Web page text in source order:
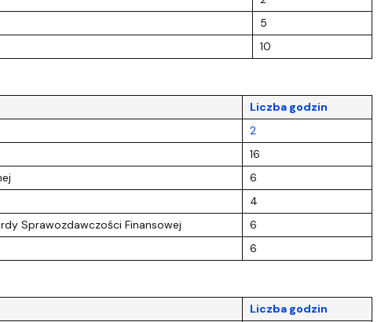
5
10
Liczba godzin
2
16
6
4
Sprawozdawczości Finansowej
6
6
Liczba godzin